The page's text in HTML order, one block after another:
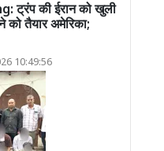
की ईरान को खुली
को तैयार अमेरिका;
10:49:56